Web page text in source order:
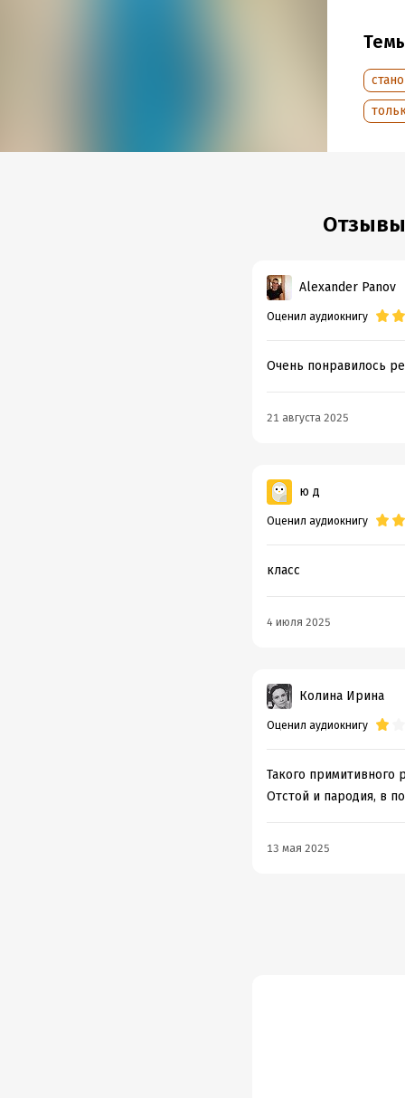
Отзывы
Alexander Panov
Оценил аудиокнигу
Очень понравилось
21 августа 2025
ю д
Оценил аудиокнигу
класс
4 июля 2025
Колина Ирина
Оценил аудиокнигу
Такого примитивного
Отстой и пародия, в
13 мая 2025